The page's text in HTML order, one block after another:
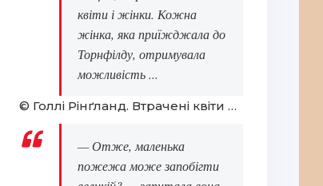
квіти і жінки. Кожна
жінка, яка приїжджала до
Торнфілду, отримувала
можливість ...
© Голлі Рінґланд. Втрачені квіти Еліс Гарт
— Отже, маленька
пожежа може запобігти